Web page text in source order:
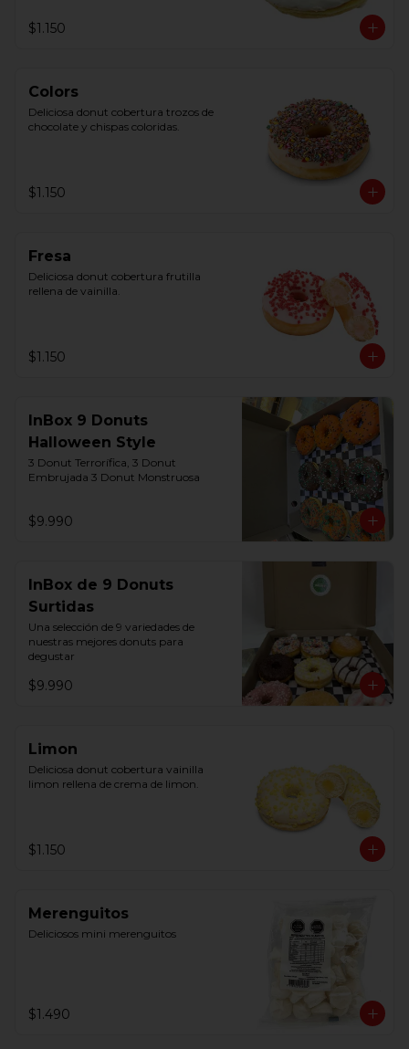
$1.150
Colors
Deliciosa donut cobertura trozos de
chocolate y chispas coloridas.
$1.150
Fresa
Deliciosa donut cobertura frutilla
rellena de vainilla.
$1.150
InBox 9 Donuts
Halloween Style
3 Donut Terrorífica, 3 Donut
Embrujada 3 Donut Monstruosa
$9.990
InBox de 9 Donuts
Surtidas
Una selección de 9 variedades de
nuestras mejores donuts para
degustar
$9.990
Limon
Deliciosa donut cobertura vainilla
limon rellena de crema de limon.
$1.150
Merenguitos
Deliciosos mini merenguitos
$1.490